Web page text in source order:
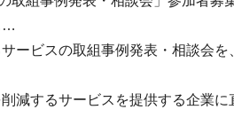
ビスの取組事例発表・相談会を
するサービスを提供する企業に